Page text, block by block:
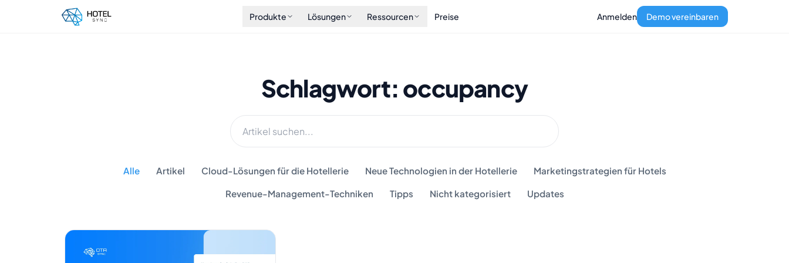
Produkte Lösungen Ressourcen Preise Anmelden Demo vereinbaren
Schlagwort: occupancy
Alle Artikel Cloud-Lösungen für die Hotellerie Neue Technologien in der Hotellerie Marketingstrategien für Hotels
Revenue-Management-Techniken Tipps Nicht kategorisiert Updates